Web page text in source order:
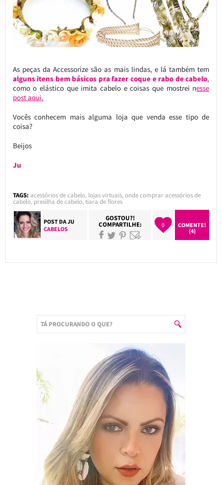
As peças da Accessorize são as mais lindas, e lá também tem
alguns itens bem básicos pra fazer coque e rabo de cabelo,
como o elástico que imita cabelo e coisas que mostrei nesse
post aqui.
Vocês conhecem mais alguma loja que venda esse tipo de
coisa?
Beijos
Ju
TAGS: acessórios de cabelo, lojas virtuais,onde comprar acessórios de
cabelo, presilha de cabelo,tiara de flores
POST DAJU
CABELOS
GOSTOU?!
COMPARTILHE: 0
COMENTE!
(4)